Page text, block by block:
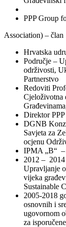
PPP Group
Association) – član
Hrvatska
Područje –
održivosti,
Partnerstvo
Redoviti
Cjeloživotna
Direktor PPP
DGNB
Savjeta za
ocjenu
IPMA „B“ –
2012 –
Upravljanje
vijeka
Sustainable
2005-2018
osnovnih i
ugovornom
za